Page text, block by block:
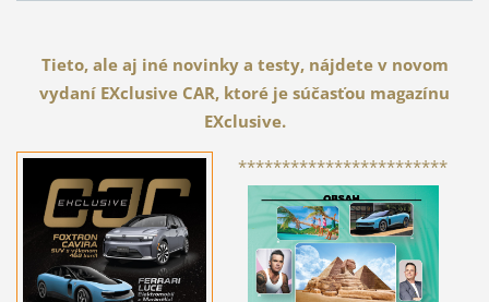
Tieto, ale aj iné novinky a testy, nájdete v novom
vydaní EXclusive CAR, ktoré je súčasťou magazínu
EXclusive.
************************